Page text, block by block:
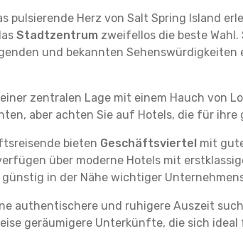
pulsierende Herz von Salt Spring Island
Stadtzentrum zweifellos die beste
und bekannten
zentralen Lage mit einem Hauch von
aber achten Sie auf Hotels, die für
bieten Geschäftsviertel mit
über moderne Hotels mit
in der Nähe wichtiger
authentischere und ruhigere Auszeit
geräumigere Unterkünfte, die sich